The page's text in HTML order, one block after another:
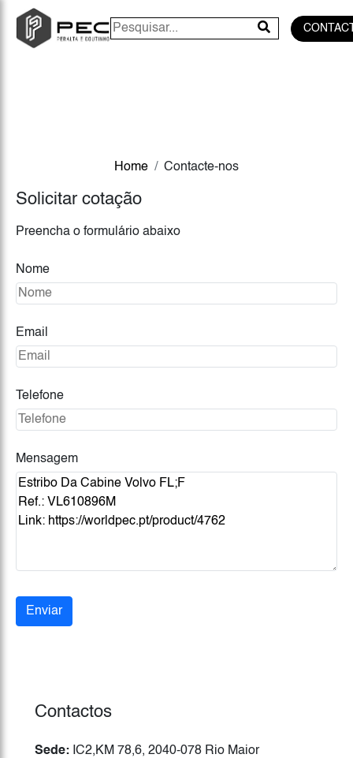
Home Contacte-nos
Solicitar cotação
Preencha o formulário abaixo
Nome
Email
Telefone
Mensagem
Enviar
Contactos
Sede: IC2,KM 78,6, 2040-078 Rio Maior